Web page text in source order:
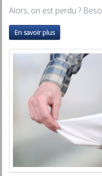
Alors, on est perdu ?
En savoir plus